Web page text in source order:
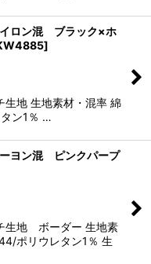
ロン混 ブラック×ホ
]
生地 生地素材・混率 綿
ン1％ …
ヨン混 ピンクパープ
生地 ボーダー 生地素
ポリウレタン1％ 生